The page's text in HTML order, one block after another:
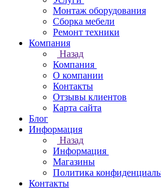
Монтаж оборудования
Сборка мебели
Ремонт техники
Компания
Назад
Компания
О компании
Контакты
Отзывы клиентов
Карта сайта
Блог
Информация
Назад
Информация
Магазины
Политика
Контакты